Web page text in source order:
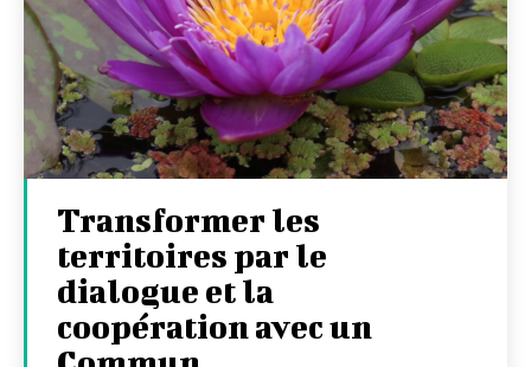
Transformer les
territoires par le
dialogue et la
coopération avec un